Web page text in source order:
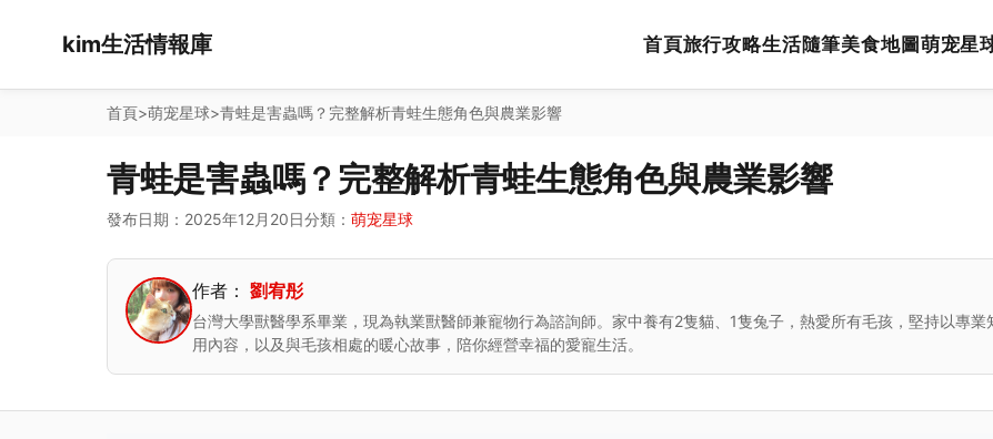
kim生活情報庫 首頁旅行攻略生活隨筆美食地圖萌宠星
首頁>萌宠星球>青蛙是害蟲嗎？完整解析青蛙生態角色與農業影響
青蛙是害蟲嗎？完整解析青蛙生態角色與農業影響
發布日期：2025年12月20日分類： 萌宠星球
作者： 劉宥彤
台灣大學獸醫學系畢業，現為執業獸醫師兼寵物行為諮詢師。家中養有2隻貓、1隻兔子，熱愛所有毛孩，堅持以專
用內容，以及與毛孩相處的暖心故事，陪你經營幸福的愛寵生活。